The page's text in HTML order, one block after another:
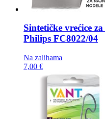
Sintetičke vrećice za
Philips FC8022/04
Na zalihama
7,00 €